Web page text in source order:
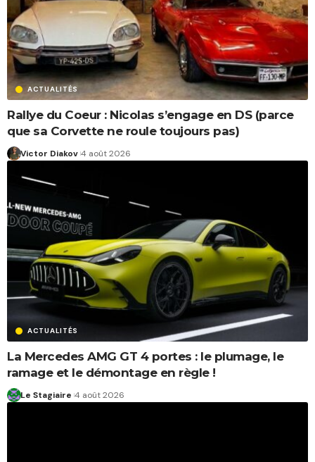
ACTUALITÉS
Rallye du Coeur : Nicolas s’engage en DS (parce
que sa Corvette ne roule toujours pas)
Victor Diakov 4 août 2026
ACTUALITÉS
La Mercedes AMG GT 4 portes : le plumage, le
ramage et le démontage en règle !
Le Stagiaire 4 août 2026